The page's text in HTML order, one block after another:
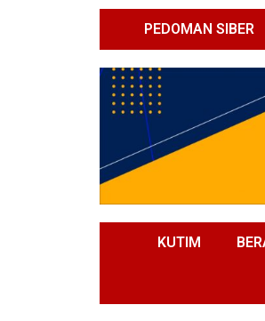
PEDOMAN SIBER
KUTIM